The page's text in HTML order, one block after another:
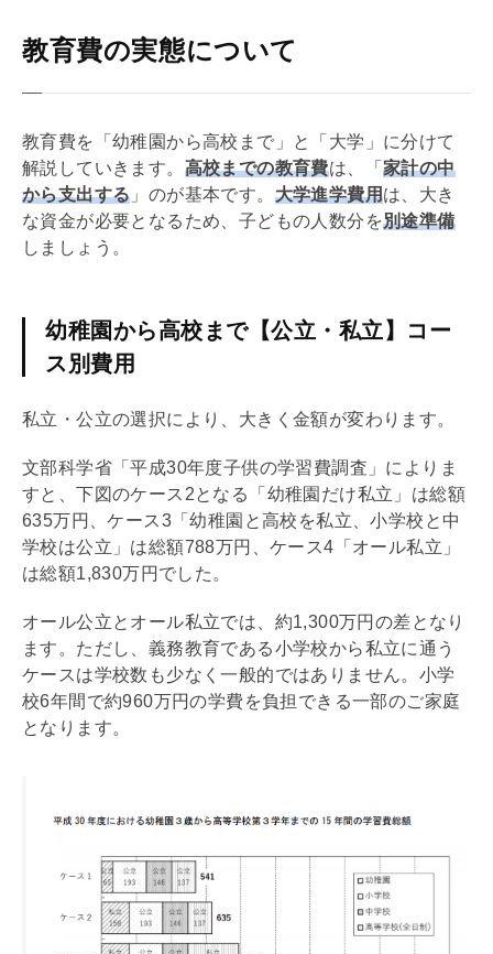
教育費の実態について
教育費を「幼稚園から高校まで」と「大学」に分けて
解説していきます。 高校までの教育費は、「家計の中
から支出する 」のが基本です。 大学進学費用は、大き
な資金が必要となるため、子どもの人数分を別途準備
しましょう。
幼稚園から高校まで【公立・私立】コー
ス別費用
私立・公立の選択により、大きく金額が変わります。
文部科学省「平成30年度子供の学習費調査」によりま
すと、下図のケース2となる「幼稚園だけ私立」は総額
635万円、ケース3「幼稚園と高校を私立、小学校と中
学校は公立」は総額788万円、ケース4「オール私立」
は総額1,830万円でした。
オール公立とオール私立では、約1,300万円の差となり
ます。ただし、義務教育である小学校から私立に通う
ケースは学校数も少なく一般的ではありません。小学
校6年間で約960万円の学費を負担できる一部のご家庭
となります。